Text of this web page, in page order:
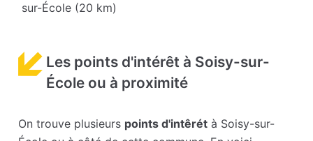
sur-École (20 km)
Les points d'intérêt à Soisy-sur-
École ou à proximité
On trouve plusieurs points d'intêrét à Soisy-sur-